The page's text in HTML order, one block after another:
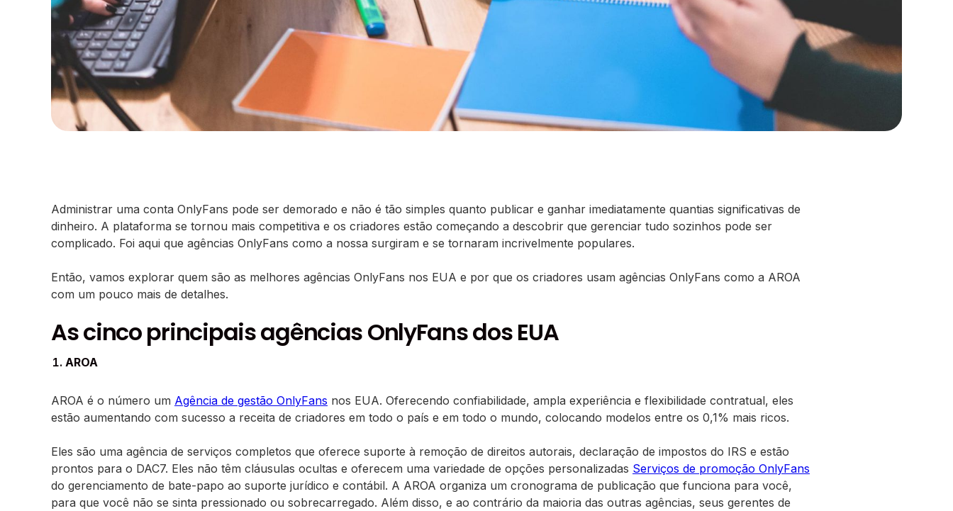
Administrar uma conta OnlyFans pode ser demorado e não é tão simples quanto publicar e ganhar imediatamente quantias significativas de
dinheiro. A plataforma se tornou mais competitiva e os criadores estão começando a descobrir que gerenciar tudo sozinhos pode ser
complicado. Foi aqui que agências OnlyFans como a nossa surgiram e se tornaram incrivelmente populares.
Então, vamos explorar quem são as melhores agências OnlyFans nos EUA e por que os criadores usam agências OnlyFans como a AROA
com um pouco mais de detalhes.
As cinco principais agências OnlyFans dos EUA
AROA
AROA é o número um Agência de gestão OnlyFans nos EUA. Oferecendo confiabilidade, ampla experiência e flexibilidade contratual, eles
estão aumentando com sucesso a receita de criadores em todo o país e em todo o mundo, colocando modelos entre os 0,1% mais ricos.
Eles são uma agência de serviços completos que oferece suporte à remoção de direitos autorais, declaração de impostos do IRS e estão
prontos para o DAC7. Eles não têm cláusulas ocultas e oferecem uma variedade de opções personalizadas Serviços de promoção OnlyFans
do gerenciamento de bate-papo ao suporte jurídico e contábil. A AROA organiza um cronograma de publicação que funciona para você,
para que você não se sinta pressionado ou sobrecarregado. Além disso, e ao contrário da maioria das outras agências, seus gerentes de